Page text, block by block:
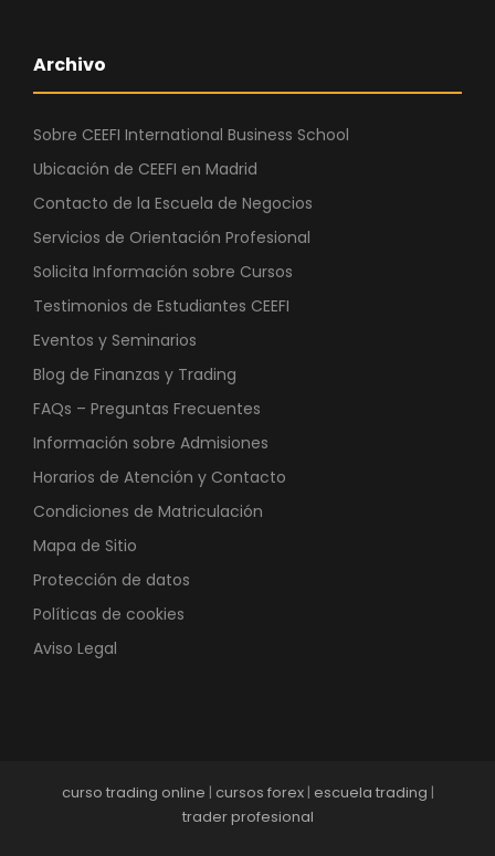
Archivo
Sobre CEEFI International Business School
Ubicación de CEEFI en Madrid
Contacto de la Escuela de Negocios
Servicios de Orientación Profesional
Solicita Información sobre Cursos
Testimonios de Estudiantes CEEFI
Eventos y Seminarios
Blog de Finanzas y Trading
FAQs – Preguntas Frecuentes
Información sobre Admisiones
Horarios de Atención y Contacto
Condiciones de Matriculación
Mapa de Sitio
Protección de datos
Políticas de cookies
Aviso Legal
curso trading online | cursos forex| escuela trading |
trader profesional